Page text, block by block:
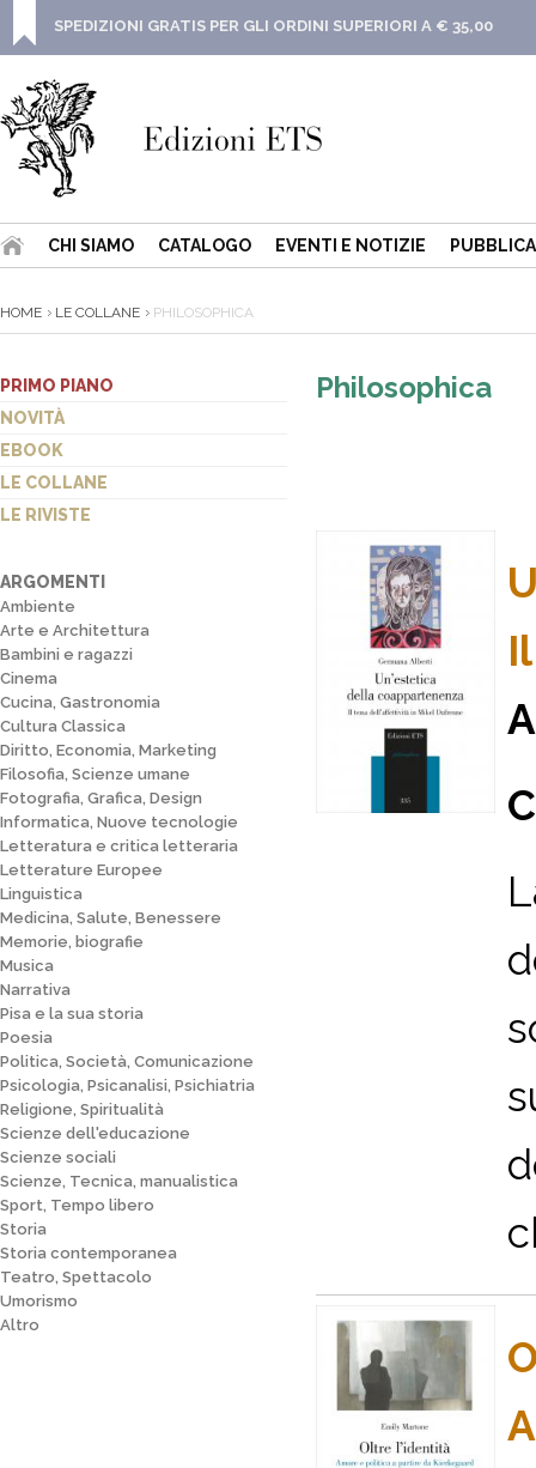
SPEDIZIONI GRATIS PER GLI ORDINI SUPERIORI A € 35,00
CHI SIAMO CATALOGO EVENTI E NOTIZIE
HOME LE COLLANE PHILOSOPHICA
PRIMO PIANO
NOVITÀ
EBOOK
LE COLLANE
LE RIVISTE
ARGOMENTI
Ambiente
Arte e Architettura
Bambini e ragazzi
Cinema
Cucina, Gastronomia
Cultura Classica
Diritto, Economia, Marketing
Filosofia, Scienze umane
Fotografia, Grafica, Design
Informatica, Nuove tecnologie
Letteratura e critica letteraria
Letterature Europee
Linguistica
Medicina, Salute, Benessere
Memorie, biografie
Musica
Narrativa
Pisa e la sua storia
Poesia
Politica, Società, Comunicazione
Psicologia, Psicanalisi, Psichiatria
Religione, Spiritualità
Scienze dell'educazione
Scienze sociali
Scienze, Tecnica, manualistica
Sport, Tempo libero
Storia
Storia contemporanea
Teatro, Spettacolo
Umorismo
Altro
Philosophica